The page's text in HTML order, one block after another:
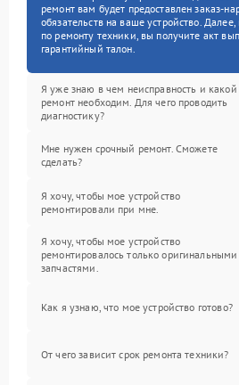
ремонт вам будет предоставлен заказ-
обязательств на ваше устройство.
по ремонту техники, вы получите акт
гарантийный талон.
Я уже знаю в чем неисправность и какой
ремонт необходим. Для чего проводить
диагностику?
Мне нужен срочный ремонт. Сможете
сделать?
Я хочу, чтобы мое устройство
ремонтировали при мне.
Я хочу, чтобы мое устройство
ремонтировалось только оригинальными
запчастями.
Как я узнаю, что мое устройство готово?
От чего зависит срок ремонта техники?